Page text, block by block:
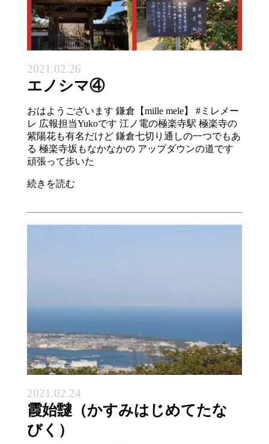
2021.02.26
エノシマ④
おはようございます 鎌倉【mille mele】 #ミレメー
レ 広報担当Yukoです 江ノ電の極楽寺駅 極楽寺の
紫陽花も有名だけど 鎌倉七切り通しの一つでもあ
る 極楽寺坂もなかなかの アップダウンの道です
頑張って歩いた
続きを読む
2021.02.24
霞始靆（かすみはじめてたな
びく）